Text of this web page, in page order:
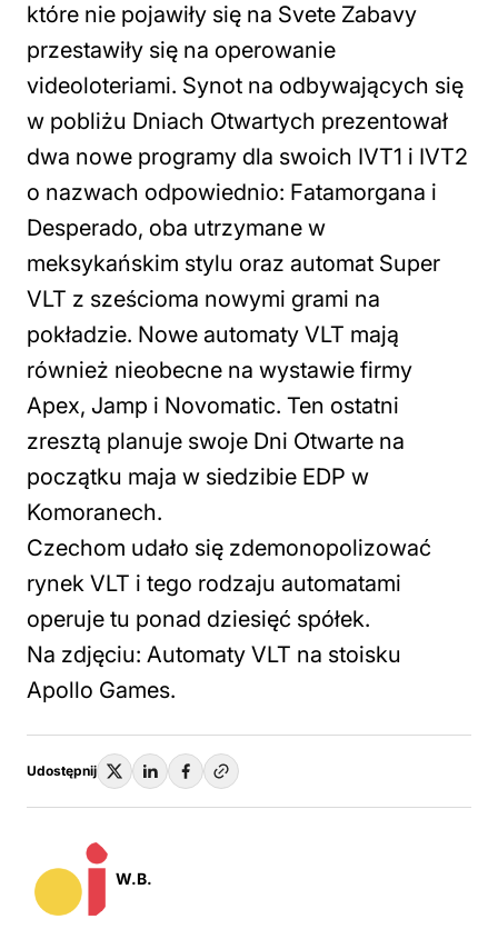
które nie pojawiły się na Svete Zabavy
przestawiły się na operowanie
videoloteriami. Synot na odbywających się
w pobliżu Dniach Otwartych prezentował
dwa nowe programy dla swoich IVT1 i IVT2
o nazwach odpowiednio: Fatamorgana i
Desperado, oba utrzymane w
meksykańskim stylu oraz automat Super
VLT z sześcioma nowymi grami na
pokładzie. Nowe automaty VLT mają
również nieobecne na wystawie firmy
Apex, Jamp i Novomatic. Ten ostatni
zresztą planuje swoje Dni Otwarte na
początku maja w siedzibie EDP w
Komoranech.
Czechom udało się zdemonopolizować
rynek VLT i tego rodzaju automatami
operuje tu ponad dziesięć spółek.
Na zdjęciu: Automaty VLT na stoisku
Apollo Games.
Udostępnij
W.B.